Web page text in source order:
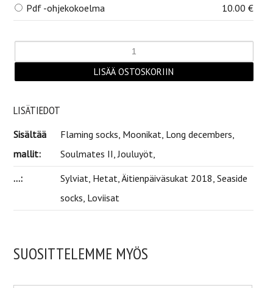
Pdf -ohjekokoelma 10.00 €
LISÄTIEDOT
Sisältää
mallit:
Flaming socks, Moonikat, Long decembers,
Soulmates II, Jouluyöt,
...:
Sylviat, Hetat, Äitienpäiväsukat 2018, Seaside
socks, Loviisat
SUOSITTELEMME MYÖS